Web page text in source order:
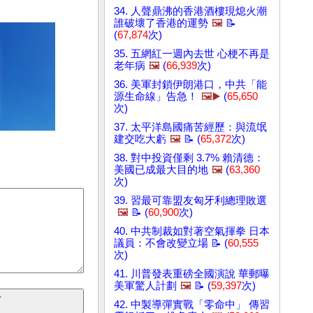
34. 人聲鼎沸的香港酒樓現熄火潮
誰破壞了香港的運勢 🖼️ 📝
(67,874次)
35. 五網紅一週內去世 心梗不再是
老年病 🖼️ (66,939次)
36. 美軍封鎖伊朗港口，中共「能
源生命線」告急！
🖼️▶️ (65,650
次)
37. 太平洋島國痛苦經歷：與流氓
建交吃大虧 🖼️ 📝 (65,372次)
38. 對中投資僅剩 3.7% 賴清德：
美國已成最大目的地 🖼️ (63,360
次)
39. 習最可靠盟友匈牙利總理敗選
🖼️ 📝 (60,900次)
40. 中共制裁如對著空氣揮拳 日本
議員：不會改變立場 📝 (60,555
次)
41. 川普發表重磅全國演說 華郵曝
美軍驚人計劃 🖼️ 📝 (59,397次)
42. 中製導彈實戰「零命中」 傳習